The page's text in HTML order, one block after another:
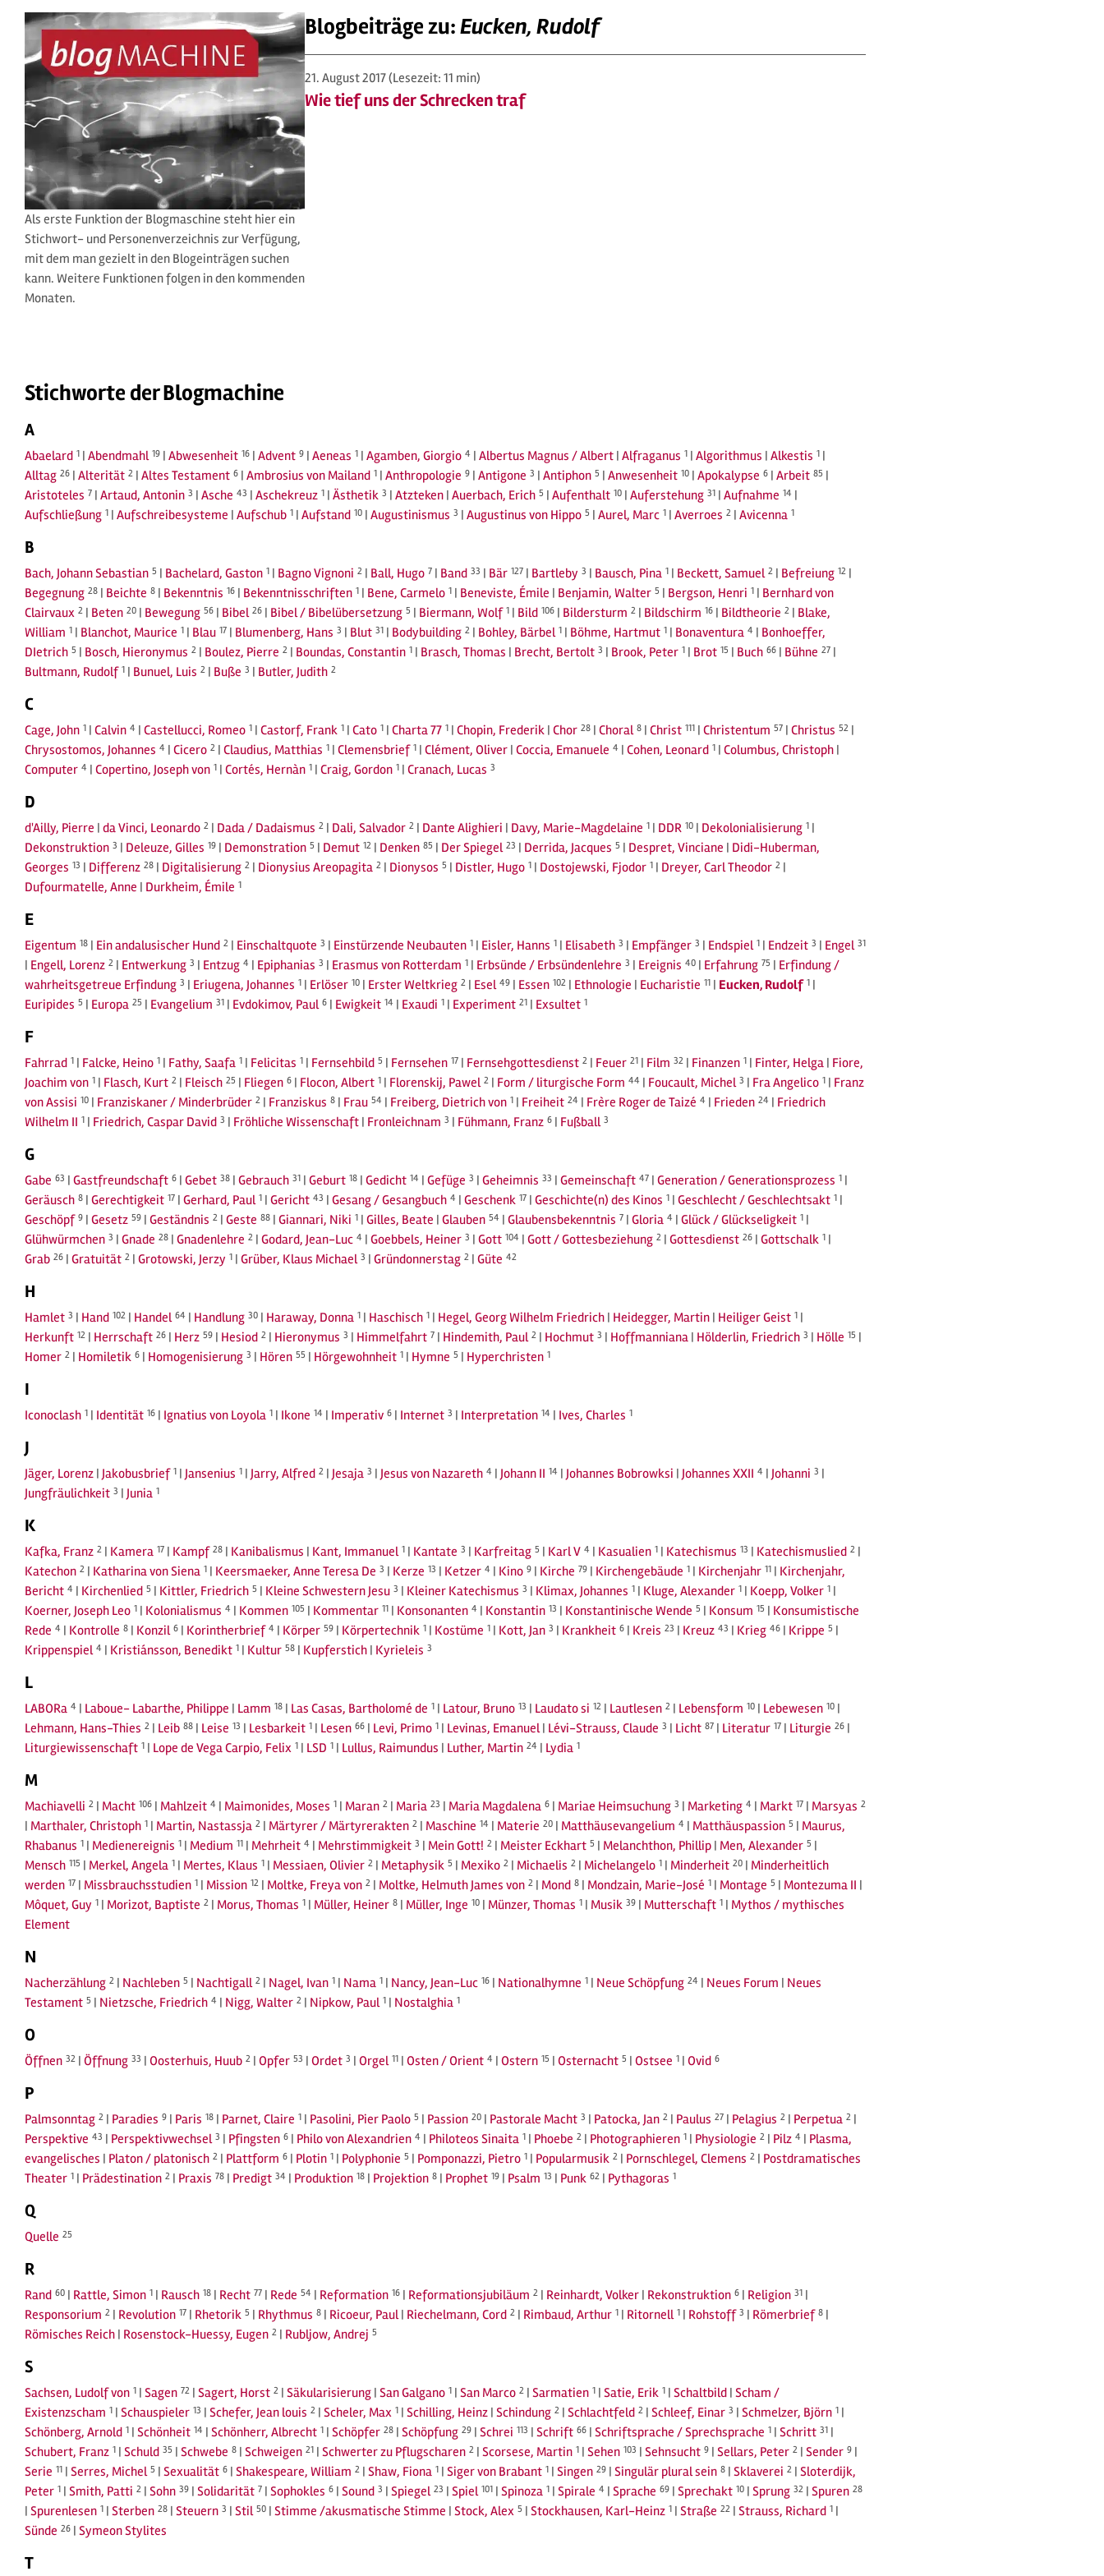
Als erste Funktion der Blogmaschine steht hier ein
Stichwort- und Personenverzeichnis zur Verfügung,
mit dem man gezielt in den Blogeinträgen suchen
kann. Weitere Funktionen folgen in den kommenden
Monaten.
Blogbeiträge zu:Eucken, Rudolf
21. August 2017(Lesezeit: 11 min)
Wie tief uns der Schrecken traf
Stichworte der Blogmachine
A
Abaelard 1 | Abendmahl 19 | Abwesenheit 16 | Advent 9 | Aeneas 1 | Agamben, Giorgio 4 | Albertus Magnus / Albert | Alfraganus 1 | Algorithmus | Alkestis 1 |
Alltag 26 | Alterität 2 | Altes Testament 6 | Ambrosius von Mailand 1 | Anthropologie 9 | Antigone 3 | Antiphon 5 | Anwesenheit 10 | Apokalypse 6 | Arbeit 85 |
Aristoteles 7 | Artaud, Antonin 3 | Asche 43 | Aschekreuz 1 | Ästhetik 3 | Atzteken | Auerbach, Erich 5 | Aufenthalt 10 | Auferstehung 31 | Aufnahme 14 |
Aufschließung 1 | Aufschreibesysteme | Aufschub 1 | Aufstand 10 | Augustinismus 3 | Augustinus von Hippo 5 | Aurel, Marc 1 | Averroes 2 | Avicenna 1
B
Bach, Johann Sebastian 5 | Bachelard, Gaston 1 | Bagno Vignoni 2 | Ball, Hugo 7 | Band 33 | Bär 127 | Bartleby 3 | Bausch, Pina 1 | Beckett, Samuel 2 | Befreiung 12 |
Begegnung 28 | Beichte 8 | Bekenntnis 16 | Bekenntnisschriften 1 | Bene, Carmelo 1 | Beneviste, Émile | Benjamin, Walter 5 | Bergson, Henri 1 | Bernhard von
Clairvaux 2 | Beten 20 | Bewegung 56 | Bibel 26 | Bibel / Bibelübersetzung 5 | Biermann, Wolf 1 | Bild 106 | Bildersturm 2 | Bildschirm 16 | Bildtheorie 2 | Blake,
William 1 | Blanchot, Maurice 1 | Blau 17 | Blumenberg, Hans 3 | Blut 31 | Bodybuilding 2 | Bohley, Bärbel 1 | Böhme, Hartmut 1 | Bonaventura 4 | Bonhoeffer,
DIetrich 5 | Bosch, Hieronymus 2 | Boulez, Pierre 2 | Boundas, Constantin 1 | Brasch, Thomas | Brecht, Bertolt 3 | Brook, Peter 1 | Brot 15 | Buch 66 | Bühne 27 |
Bultmann, Rudolf 1 | Bunuel, Luis 2 | Buße 3 | Butler, Judith 2
C
Cage, John 1 | Calvin 4 | Castellucci, Romeo 1 | Castorf, Frank 1 | Cato 1 | Charta 77 1 | Chopin, Frederik | Chor 28 | Choral 8 | Christ 111 | Christentum 57 | Christus 52 |
Chrysostomos, Johannes 4 | Cicero 2 | Claudius, Matthias 1 | Clemensbrief 1 | Clément, Oliver | Coccia, Emanuele 4 | Cohen, Leonard 1 | Columbus, Christoph |
Computer 4 | Copertino, Joseph von 1 | Cortés, Hernàn 1 | Craig, Gordon 1 | Cranach, Lucas 3
D
d'Ailly, Pierre | da Vinci, Leonardo 2 | Dada / Dadaismus 2 | Dali, Salvador 2 | Dante Alighieri | Davy, Marie-Magdelaine 1 | DDR 10 | Dekolonialisierung 1 |
Dekonstruktion 3 | Deleuze, Gilles 19 | Demonstration 5 | Demut 12 | Denken 85 | Der Spiegel 23 | Derrida, Jacques 5 | Despret, Vinciane | Didi-Huberman,
Georges 13 | Differenz 28 | Digitalisierung 2 | Dionysius Areopagita 2 | Dionysos 5 | Distler, Hugo 1 | Dostojewski, Fjodor 1 | Dreyer, Carl Theodor 2 |
Dufourmatelle, Anne | Durkheim, Émile 1
E
Eigentum 18 | Ein andalusischer Hund 2 | Einschaltquote 3 | Einstürzende Neubauten 1 | Eisler, Hanns 1 | Elisabeth 3 | Empfänger 3 | Endspiel 1 | Endzeit 3 | Engel 31
| Engell, Lorenz 2 | Entwerkung 3 | Entzug 4 | Epiphanias 3 | Erasmus von Rotterdam 1 | Erbsünde / Erbsündenlehre 3 | Ereignis 40 | Erfahrung 75 | Erfindung /
wahrheitsgetreue Erfindung 3 | Eriugena, Johannes 1 | Erlöser 10 | Erster Weltkrieg 2 | Esel 49 | Essen 102 | Ethnologie | Eucharistie 11 | Eucken, Rudolf 1 |
Euripides 5 | Europa 25 | Evangelium 31 | Evdokimov, Paul 6 | Ewigkeit 14 | Exaudi 1 | Experiment 21 | Exsultet 1
F
Fahrrad 1 | Falcke, Heino 1 | Fathy, Saafa 1 | Felicitas 1 | Fernsehbild 5 | Fernsehen 17 | Fernsehgottesdienst 2 | Feuer 21 | Film 32 | Finanzen 1 | Finter, Helga | Fiore,
Joachim von 1 | Flasch, Kurt 2 | Fleisch 25 | Fliegen 6 | Flocon, Albert 1 | Florenskij, Pawel 2 | Form / liturgische Form 44 | Foucault, Michel 3 | Fra Angelico 1 | Franz
von Assisi 10 | Franziskaner / Minderbrüder 2 | Franziskus 8 | Frau 54 | Freiberg, Dietrich von 1 | Freiheit 24 | Frère Roger de Taizé 4 | Frieden 24 | Friedrich
Wilhelm II 1 | Friedrich, Caspar David 3 | Fröhliche Wissenschaft | Fronleichnam 3 | Fühmann, Franz 6 | Fußball 3
G
Gabe 63 | Gastfreundschaft 6 | Gebet 38 | Gebrauch 31 | Geburt 18 | Gedicht 14 | Gefüge 3 | Geheimnis 33 | Gemeinschaft 47 | Generation / Generationsprozess 1 |
Geräusch 8 | Gerechtigkeit 17 | Gerhard, Paul 1 | Gericht 43 | Gesang / Gesangbuch 4 | Geschenk 17 | Geschichte(n) des Kinos 1 | Geschlecht / Geschlechtsakt 1 |
Geschöpf 9 | Gesetz 59 | Geständnis 2 | Geste 88 | Giannari, Niki 1 | Gilles, Beate | Glauben 54 | Glaubensbekenntnis 7 | Gloria 4 | Glück / Glückseligkeit 1 |
Glühwürmchen 3 | Gnade 28 | Gnadenlehre 2 | Godard, Jean-Luc 4 | Goebbels, Heiner 3 | Gott 104 | Gott / Gottesbeziehung 2 | Gottesdienst 26 | Gottschalk 1 |
Grab 26 | Gratuität 2 | Grotowski, Jerzy 1 | Grüber, Klaus Michael 3 | Gründonnerstag 2 | Güte 42
H
Hamlet 3 | Hand 102 | Handel 64 | Handlung 30 | Haraway, Donna 1 | Haschisch 1 | Hegel, Georg Wilhelm Friedrich | Heidegger, Martin | Heiliger Geist 1 |
Herkunft 12 | Herrschaft 26 | Herz 59 | Hesiod 2 | Hieronymus 3 | Himmelfahrt 7 | Hindemith, Paul 2 | Hochmut 3 | Hoffmanniana | Hölderlin, Friedrich 3 | Hölle 15 |
Homer 2 | Homiletik 6 | Homogenisierung 3 | Hören 55 | Hörgewohnheit 1 | Hymne 5 | Hyperchristen 1
I
Iconoclash 1 | Identität 16 | Ignatius von Loyola 1 | Ikone 14 | Imperativ 6 | Internet 3 | Interpretation 14 | Ives, Charles 1
J
Jäger, Lorenz | Jakobusbrief 1 | Jansenius 1 | Jarry, Alfred 2 | Jesaja 3 | Jesus von Nazareth 4 | Johann II 14 | Johannes Bobrowksi | Johannes XXII 4 | Johanni 3 |
Jungfräulichkeit 3 | Junia 1
K
Kafka, Franz 2 | Kamera 17 | Kampf 28 | Kanibalismus | Kant, Immanuel 1 | Kantate 3 | Karfreitag 5 | Karl V 4 | Kasualien 1 | Katechismus 13 | Katechismuslied 2 |
Katechon 2 | Katharina von Siena 1 | Keersmaeker, Anne Teresa De 3 | Kerze 13 | Ketzer 4 | Kino 9 | Kirche 79 | Kirchengebäude 1 | Kirchenjahr 11 | Kirchenjahr,
Bericht 4 | Kirchenlied 5 | Kittler, Friedrich 5 | Kleine Schwestern Jesu 3 | Kleiner Katechismus 3 | Klimax, Johannes 1 | Kluge, Alexander 1 | Koepp, Volker 1 |
Koerner, Joseph Leo 1 | Kolonialismus 4 | Kommen 105 | Kommentar 11 | Konsonanten 4 | Konstantin 13 | Konstantinische Wende 5 | Konsum 15 | Konsumistische
Rede 4 | Kontrolle 8 | Konzil 6 | Korintherbrief 4 | Körper 59 | Körpertechnik 1 | Kostüme 1 | Kott, Jan 3 | Krankheit 6 | Kreis 23 | Kreuz 43 | Krieg 46 | Krippe 5 |
Krippenspiel 4 | Kristiánsson, Benedikt 1 | Kultur 58 | Kupferstich | Kyrieleis 3
L
LABORa 4 | Laboue- Labarthe, Philippe | Lamm 18 | Las Casas, Bartholomé de 1 | Latour, Bruno 13 | Laudato si 12 | Lautlesen 2 | Lebensform 10 | Lebewesen 10 |
Lehmann, Hans-Thies 2 | Leib 88 | Leise 13 | Lesbarkeit 1 | Lesen 66 | Levi, Primo 1 | Levinas, Emanuel| Lévi-Strauss, Claude 3 | Licht 87 | Literatur 17 | Liturgie 26 |
Liturgiewissenschaft 1 | Lope de Vega Carpio, Felix 1 | LSD 1 | Lullus, Raimundus | Luther, Martin 24 | Lydia 1
M
Machiavelli 2 | Macht 106 | Mahlzeit 4 | Maimonides, Moses 1 | Maran 2 | Maria 23 | Maria Magdalena 6 | Mariae Heimsuchung 3 | Marketing 4 | Markt 17 | Marsyas 2
| Marthaler, Christoph 1 | Martin, Nastassja 2 | Märtyrer / Märtyrerakten 2 | Maschine 14 | Materie 20 | Matthäusevangelium 4 | Matthäuspassion 5 | Maurus,
Rhabanus 1 | Medienereignis 1 | Medium 11 | Mehrheit 4 | Mehrstimmigkeit 3 | Mein Gott! 2 | Meister Eckhart 5 | Melanchthon, Phillip | Men, Alexander 5 |
Mensch 115 | Merkel, Angela 1 | Mertes, Klaus 1 | Messiaen, Olivier 2 | Metaphysik 5 | Mexiko 2 | Michaelis 2 | Michelangelo 1 | Minderheit 20 | Minderheitlich
werden 17 | Missbrauchsstudien 1 | Mission 12 | Moltke, Freya von 2 | Moltke, Helmuth James von 2 | Mond 8 | Mondzain, Marie-José 1 | Montage 5 | Montezuma II |
Môquet, Guy 1 | Morizot, Baptiste 2 | Morus, Thomas 1 | Müller, Heiner 8 | Müller, Inge 10 | Münzer, Thomas 1 | Musik 39 | Mutterschaft 1 | Mythos / mythisches
Element
N
Nacherzählung 2 | Nachleben 5 | Nachtigall 2 | Nagel, Ivan 1 | Nama 1 | Nancy, Jean-Luc 16 | Nationalhymne 1 | Neue Schöpfung 24 | Neues Forum | Neues
Testament 5 | Nietzsche, Friedrich 4 | Nigg, Walter 2 | Nipkow, Paul 1 | Nostalghia 1
O
Öffnen 32 | Öffnung 33 | Oosterhuis, Huub 2 | Opfer 53 | Ordet 3 | Orgel 11 | Osten / Orient 4 | Ostern 15 | Osternacht 5 | Ostsee 1 | Ovid 6
P
Palmsonntag 2 | Paradies 9 | Paris 18 | Parnet, Claire 1 | Pasolini, Pier Paolo 5 | Passion 20 | Pastorale Macht 3 | Patocka, Jan 2 | Paulus 27 | Pelagius 2 | Perpetua 2 |
Perspektive 43 | Perspektivwechsel 3 | Pfingsten 6 | Philo von Alexandrien 4 | Philoteos Sinaita 1 | Phoebe 2 | Photographieren 1 | Physiologie 2 | Pilz 4 | Plasma,
evangelisches | Platon / platonisch 2 | Plattform 6 | Plotin 1 | Polyphonie 5 | Pomponazzi, Pietro 1 | Popularmusik 2 | Pornschlegel, Clemens 2 | Postdramatisches
Theater 1 | Prädestination 2 | Praxis 78 | Predigt 34 | Produktion 18 | Projektion 8 | Prophet 19 | Psalm 13 | Punk 62 | Pythagoras 1
Q
Quelle 25
R
Rand 60 | Rattle, Simon 1 | Rausch 18 | Recht 77 | Rede 54 | Reformation 16 | Reformationsjubiläum 2 | Reinhardt, Volker | Rekonstruktion 6 | Religion 31 |
Responsorium 2 | Revolution 17 | Rhetorik 5 | Rhythmus 8 | Ricoeur, Paul| Riechelmann, Cord 2 | Rimbaud, Arthur 1 | Ritornell 1 | Rohstoff 3 | Römerbrief 8 |
Römisches Reich | Rosenstock-Huessy, Eugen 2 | Rubljow, Andrej 5
S
Sachsen, Ludolf von 1 | Sagen 72 | Sagert, Horst 2 | Säkularisierung | San Galgano 1 | San Marco 2 | Sarmatien 1 | Satie, Erik 1 | Schaltbild | Scham /
Existenzscham 1 | Schauspieler 13 | Schefer, Jean louis 2 | Scheler, Max 1 | Schilling, Heinz | Schindung 2 | Schlachtfeld 2 | Schleef, Einar 3 | Schmelzer, Björn 1 |
Schönberg, Arnold 1 | Schönheit 14 | Schönherr, Albrecht 1 | Schöpfer 28 | Schöpfung 29 | Schrei 113 | Schrift 66 | Schriftsprache / Sprechsprache 1 | Schritt 31 |
Schubert, Franz 1 | Schuld 35 | Schwebe 8 | Schweigen 21 | Schwerter zu Pflugscharen 2 | Scorsese, Martin 1 | Sehen 103 | Sehnsucht 9 | Sellars, Peter 2 | Sender 9 |
Serie 11 | Serres, Michel 5 | Sexualität 6 | Shakespeare, William 2 | Shaw, Fiona 1 | Siger von Brabant 1 | Singen 29 | Singulär plural sein 8 | Sklaverei 2 | Sloterdijk,
Peter 1 | Smith, Patti 2 | Sohn 39 | Solidarität 7 | Sophokles 6 | Sound 3 | Spiegel 23 | Spiel 101 | Spinoza 1 | Spirale 4 | Sprache 69 | Sprechakt 10 | Sprung 32 | Spuren 28
| Spurenlesen 1 | Sterben 28 | Steuern 3 | Stil 50 | Stimme /akusmatische Stimme | Stock, Alex 5 | Stockhausen, Karl-Heinz 1 | Straße 22 | Strauss, Richard 1 |
Sünde 26 | Symeon Stylites
T